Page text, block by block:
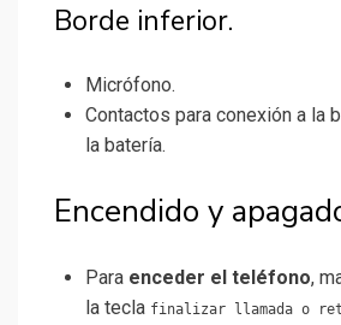
Borde inferior.
Micrófono.
Contactos para conexión a la
la batería.
Encendido y
Para enceder el teléfono,
la tecla finalizar llamada o